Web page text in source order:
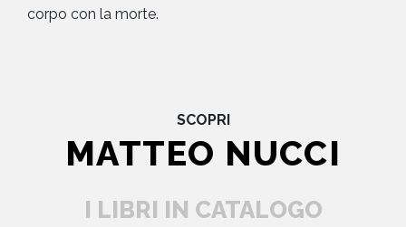
corpo con la morte.
SCOPRI
MATTEO NUCCI
I LIBRI IN CATALOGO